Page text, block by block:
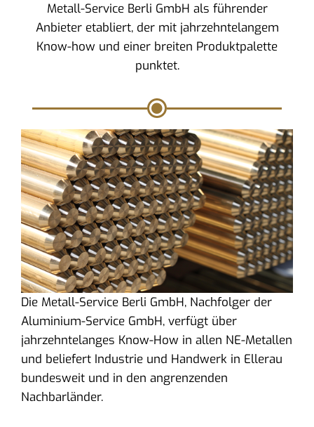
Metall-Service Berli GmbH als führender
Anbieter etabliert, der mit jahrzehntelangem
Know-how und einer breiten Produktpalette
punktet.
Die Metall-Service Berli GmbH, Nachfolger der
Aluminium-Service GmbH, verfügt über
jahrzehntelanges Know-How in allen NE-Metallen
und beliefert Industrie und Handwerk in Ellerau
bundesweit und in den angrenzenden
Nachbarländer.